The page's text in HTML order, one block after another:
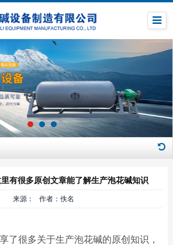
有很多原创文章能了解生产泡花碱知识
来源： 作者：佚名
了很多关于生产泡花碱的原创知识，